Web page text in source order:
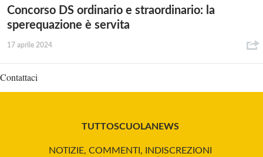
Concorso DS ordinario e straordinario: la
sperequazione è servita
17 aprile 2024
Contattaci
TUTTOSCUOLANEWS
NOTIZIE, COMMENTI, INDISCREZIONI